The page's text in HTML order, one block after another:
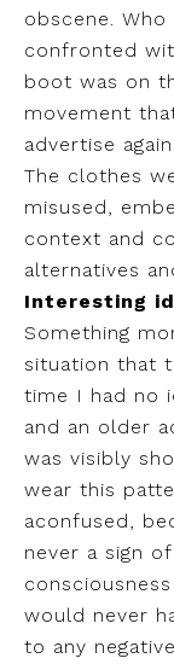
obscene.
confronted
boot was on
movement
advertise
The clothes
misused,
context and
alternatives
Interesting
Something
situation that
time I had no
and an older
was visibly
wear this
aconfused,
never a sign
would never
to any